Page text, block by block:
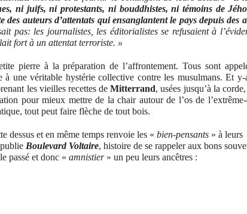
ni juifs, ni protestants, ni bouddhistes, ni témoins de
des auteurs d’attentats qui ensanglantent le pays depuis des
pas: les journalistes, les éditorialistes se refusaient à
fort à un attentat terroriste. »
pierre à la préparation de l’affrontement. Tous sont
à une véritable hystérie collective contre les musulmans. Et
les vieilles recettes deMitterrand, usées jusqu’à la
pour mieux mettre de la chair autour de l’os de
tout peut faire flèche de tout bois.
dessus et en même temps renvoie les « bien-pensants » à leurs
Boulevard Voltaire, histoire de se rappeler aux bons
passé et donc « amnistier» un peu leurs ancêtres :